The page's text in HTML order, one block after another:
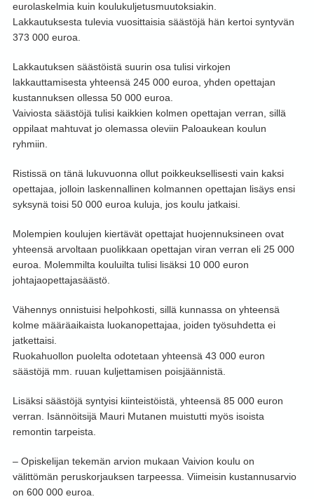
eurolaskelmia kuin koulukuljetusmuutoksiakin.
Lakkautuksesta tulevia vuosittaisia säästöjä hän kertoi syntyvän
373 000 euroa.
Lakkautuksen säästöistä suurin osa tulisi virkojen
lakkauttamisesta yhteensä 245 000 euroa, yhden opettajan
kustannuksen ollessa 50 000 euroa.
Vaiviosta säästöjä tulisi kaikkien kolmen opettajan verran, sillä
oppilaat mahtuvat jo olemassa oleviin Paloaukean koulun
ryhmiin.
Ristissä on tänä lukuvuonna ollut poikkeuksellisesti vain kaksi
opettajaa, jolloin laskennallinen kolmannen opettajan lisäys ensi
syksynä toisi 50 000 euroa kuluja, jos koulu jatkaisi.
Molempien koulujen kiertävät opettajat huojennuksineen ovat
yhteensä arvoltaan puolikkaan opettajan viran verran eli 25 000
euroa. Molemmilta kouluilta tulisi lisäksi 10 000 euron
johtajaopettajasäästö.
Vähennys onnistuisi helpohkosti, sillä kunnassa on yhteensä
kolme määräaikaista luokanopettajaa, joiden työsuhdetta ei
jatkettaisi.
Ruokahuollon puolelta odotetaan yhteensä 43 000 euron
säästöjä mm. ruuan kuljettamisen poisjäännistä.
Lisäksi säästöjä syntyisi kiinteistöistä, yhteensä 85 000 euron
verran. Isännöitsijä Mauri Mutanen muistutti myös isoista
remontin tarpeista.
– Opiskelijan tekemän arvion mukaan Vaivion koulu on
välittömän peruskorjauksen tarpeessa. Viimeisin kustannusarvio
on 600 000 euroa.